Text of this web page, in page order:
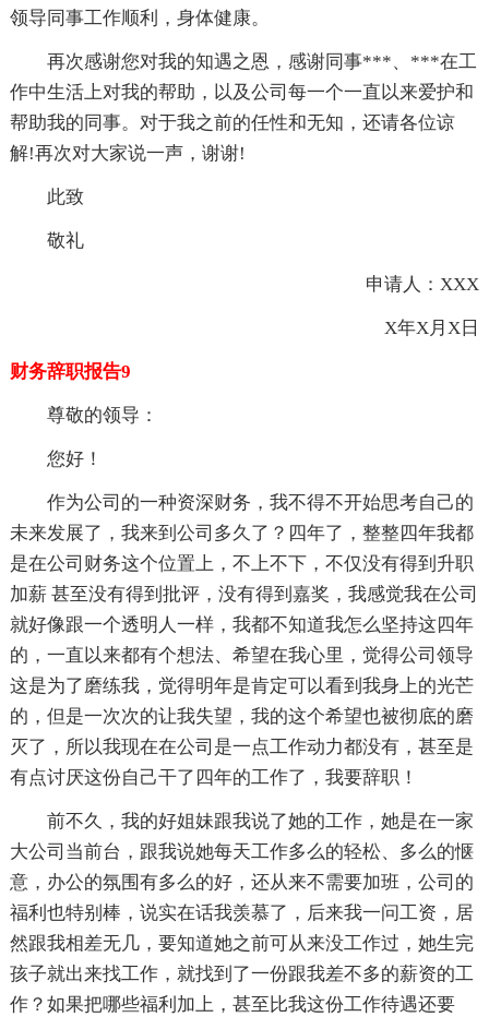
领导同事工作顺利，身体健康。
再次感谢您对我的知遇之恩，感谢同事***、***在工
作中生活上对我的帮助，以及公司每一个一直以来爱护和
帮助我的同事。对于我之前的任性和无知，还请各位谅
解!再次对大家说一声，谢谢!
此致
敬礼
申请人：XXX
X年X月X日
财务辞职报告9
尊敬的领导：
您好！
作为公司的一种资深财务，我不得不开始思考自己的
未来发展了，我来到公司多久了？四年了，整整四年我都
是在公司财务这个位置上，不上不下，不仅没有得到升职
加薪 甚至没有得到批评，没有得到嘉奖，我感觉我在公司
就好像跟一个透明人一样，我都不知道我怎么坚持这四年
的，一直以来都有个想法、希望在我心里，觉得公司领导
这是为了磨练我，觉得明年是肯定可以看到我身上的光芒
的，但是一次次的让我失望，我的这个希望也被彻底的磨
灭了，所以我现在在公司是一点工作动力都没有，甚至是
有点讨厌这份自己干了四年的工作了，我要辞职！
前不久，我的好姐妹跟我说了她的工作，她是在一家
大公司当前台，跟我说她每天工作多么的轻松、多么的惬
意，办公的氛围有多么的好，还从来不需要加班，公司的
福利也特别棒，说实在话我羡慕了，后来我一问工资，居
然跟我相差无几，要知道她之前可从来没工作过，她生完
孩子就出来找工作，就找到了一份跟我差不多的薪资的工
作？如果把哪些福利加上，甚至比我这份工作待遇还要